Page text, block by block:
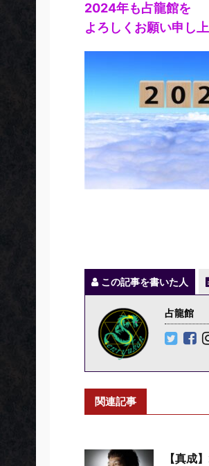
2024年も占龍館を
よろしくお願い申し上
この記事を書いた人
占龍館
関連記事
【真成